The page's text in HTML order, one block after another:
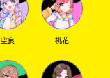
空良 桃花